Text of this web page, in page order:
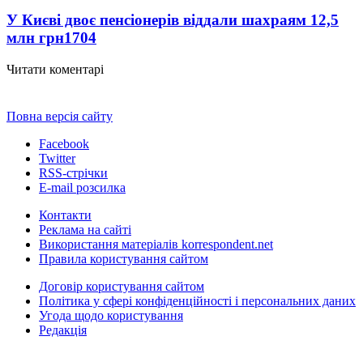
У Києві двоє пенсіонерів віддали шахраям 12,5
млн грн1704
Читати коментарі
Повна версія сайту
Facebook
Twitter
RSS-стрічки
E-mail розсилка
Контакти
Реклама на сайті
Використання матеріалів korrespondent.net
Правила користування сайтом
Договір користування сайтом
Політика у сфері конфіденційності і персональних даних
Угода щодо користування
Редакція